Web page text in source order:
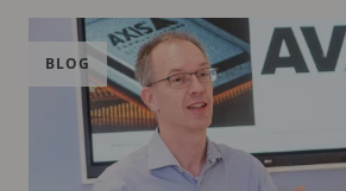
BLOG